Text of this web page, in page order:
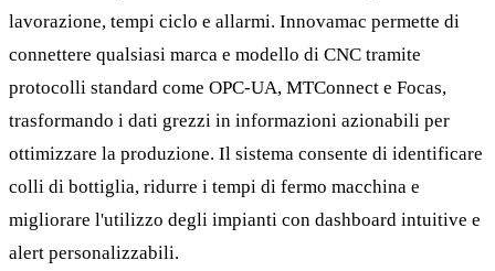
lavorazione, tempi ciclo e allarmi. Innovamac permette di
connettere qualsiasi marca e modello di CNC tramite
protocolli standard come OPC-UA, MTConnect e Focas,
trasformando i dati grezzi in informazioni azionabili per
ottimizzare la produzione. Il sistema consente di identificare
colli di bottiglia, ridurre i tempi di fermo macchina e
migliorare l'utilizzo degli impianti con dashboard intuitive e
alert personalizzabili.